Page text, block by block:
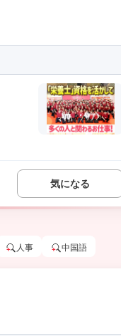
気になる
人事 中国語